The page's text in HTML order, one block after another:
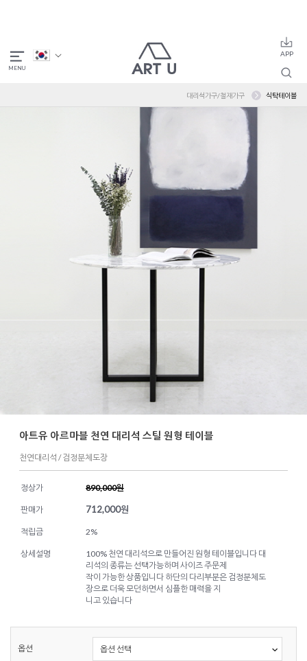
대리석가구/철재가구 식탁테이블
아트유 아르마블 천연 대리석 스틸 원형 테이블
천연대리석 / 검정분체도장
정상가 890,000원
판매가 712,000원
적립금 2%
상세설명
100% 천연 대리석으로 만들어진 원형 테이블입니다 대
리석의 종류는 선택가능하며 사이즈 주문제
작이 가능한 상품입니다 하단의 다리부분은 검정분체도
장으로 더욱 모던하면서 심플한 매력을 지
니고 있습니다
옵션